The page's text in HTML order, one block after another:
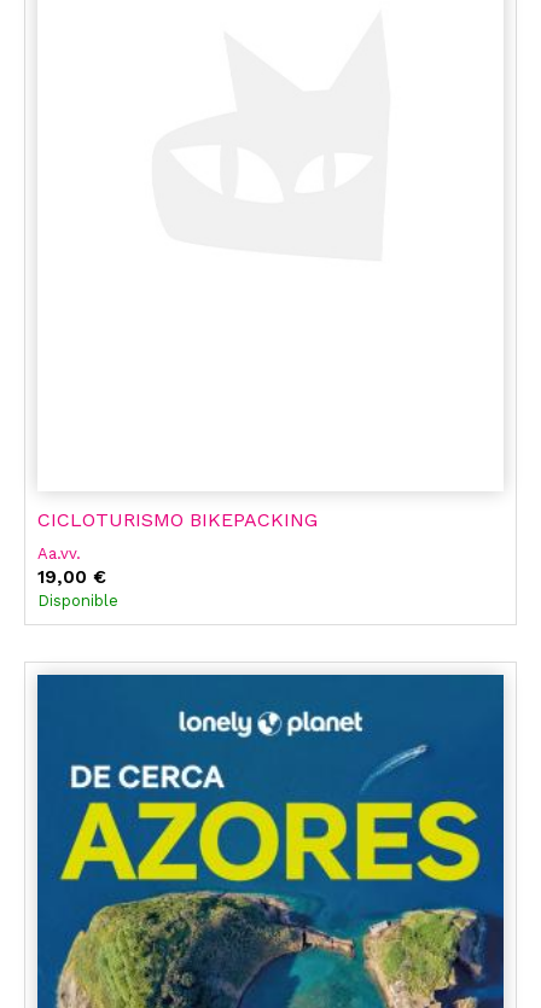
CICLOTURISMO BIKEPACKING
Aa.vv.
19,00 €
Disponible